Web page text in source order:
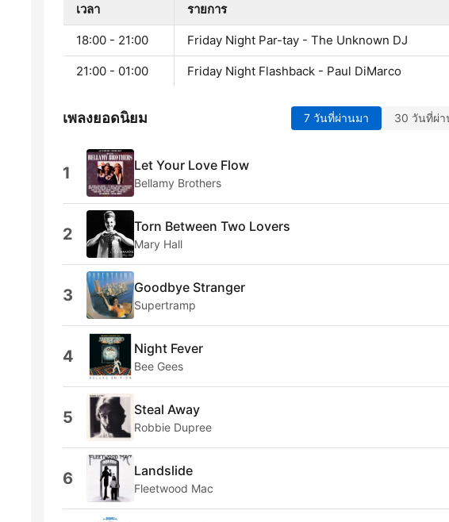
เวลา รายการ
18:00 - 21:00 Friday Night Par-tay - The Unknown DJ
21:00 - 01:00 Friday Night Flashback - Paul DiMarco
เพลงยอดนิยม 7 วันที่ผ่านมา 30 วันที่ผ่า
1 Let Your Love Flow
Bellamy Brothers
2 Torn Between Two Lovers
Mary Hall
3 Goodbye Stranger
Supertramp
4 Night Fever
Bee Gees
5 Steal Away
Robbie Dupree
6 Landslide
Fleetwood Mac